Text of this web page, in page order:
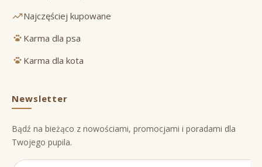
Najczęściej kupowane
Karma dla psa
Karma dla kota
Newsletter
Bądź na bieżąco z nowościami, promocjami i poradami dla
Twojego pupila.